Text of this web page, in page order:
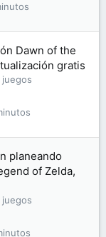
Dawn of the
gratis
planeando
of Zelda,